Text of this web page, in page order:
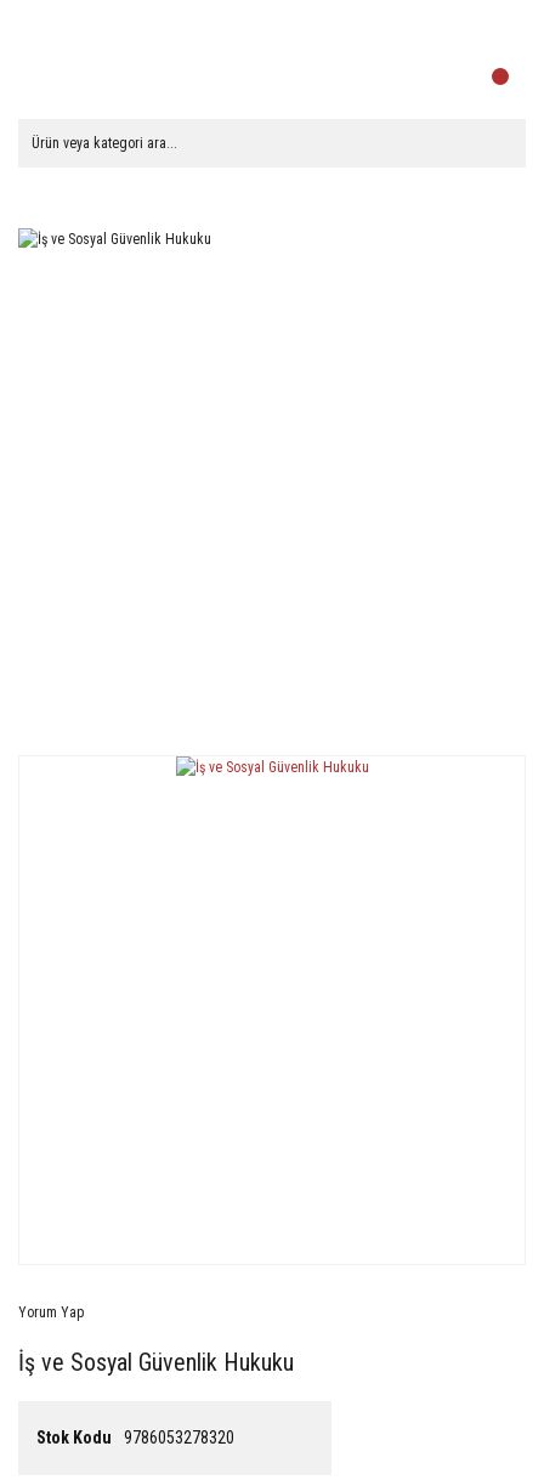
Yorum Yap
İş ve Sosyal Güvenlik Hukuku
Stok Kodu 9786053278320